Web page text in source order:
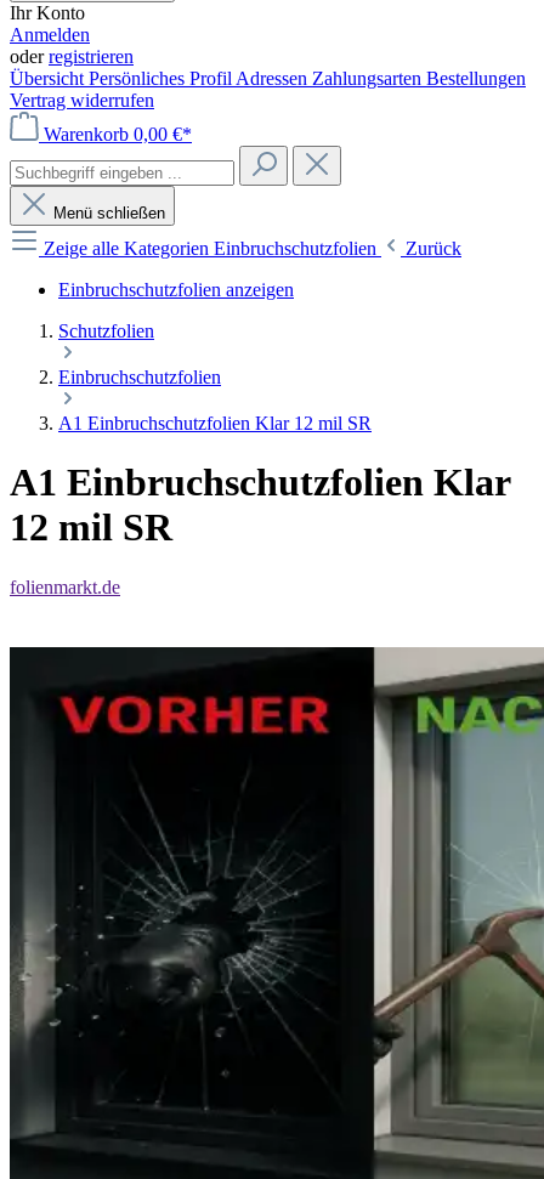
Ihr Konto
Anmelden
oderregistrieren
Übersicht Persönliches Profil Adressen Zahlungsarten Bestellungen
Vertrag widerrufen
Warenkorb 0,00 €*
Menü schließen
Zeige alle Kategorien Einbruchschutzfolien
Zurück
Einbruchschutzfolien anzeigen
Schutzfolien
Einbruchschutzfolien
A1 Einbruchschutzfolien Klar 12 mil SR
A1 Einbruchschutzfolien Klar
12 mil SR
folienmarkt.de